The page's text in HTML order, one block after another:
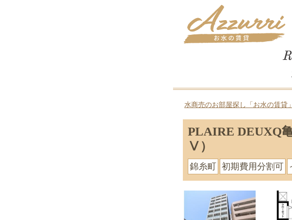
水商売のお部屋探し「お水の賃貸
PLAIRE DEUXQ
Ⅴ）
錦糸町 初期費用分割可